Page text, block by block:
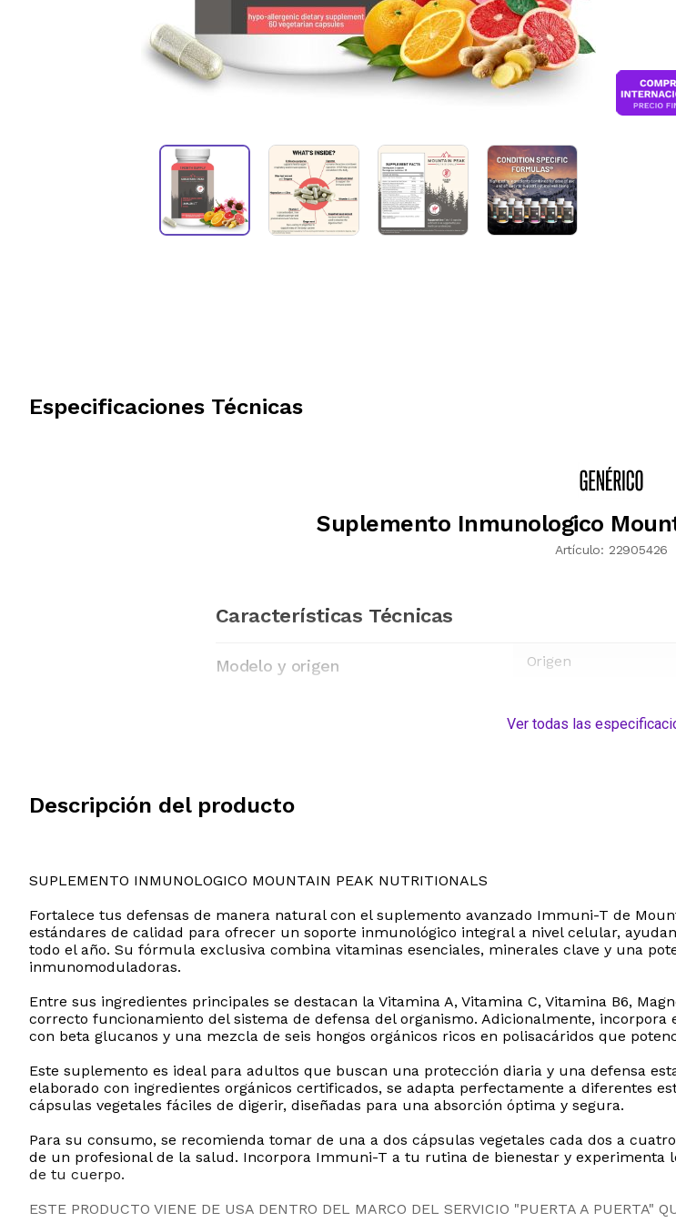
Especificaciones Técnicas
Suplemento Inmunologico
Artículo: 22905426
Características Técnicas
Modelo y origen Origen
Ver todas las
Descripción del producto
SUPLEMENTO INMUNOLOGICO MOUNTAIN PEAK NUTRITIONALS
Fortalece tus defensas de manera natural con el suplemento avanzado Immuni-T de
estándares de calidad para ofrecer un soporte inmunológico integral a nivel celular,
todo el año. Su fórmula exclusiva combina vitaminas esenciales, minerales clave y una
inmunomoduladoras.
Entre sus ingredientes principales se destacan la Vitamina A, Vitamina C, Vitamina B6,
correcto funcionamiento del sistema de defensa del organismo. Adicionalmente,
con beta glucanos y una mezcla de seis hongos orgánicos ricos en polisacáridos que
Este suplemento es ideal para adultos que buscan una protección diaria y una defensa
elaborado con ingredientes orgánicos certificados, se adapta perfectamente a diferentes
cápsulas vegetales fáciles de digerir, diseñadas para una absorción óptima y segura.
Para su consumo, se recomienda tomar de una a dos cápsulas vegetales cada dos a
de un profesional de la salud. Incorpora Immuni-T a tu rutina de bienestar y
de tu cuerpo.
ESTE PRODUCTO VIENE DE USA DENTRO DEL MARCO DEL SERVICIO "PUERTA A PUERTA"